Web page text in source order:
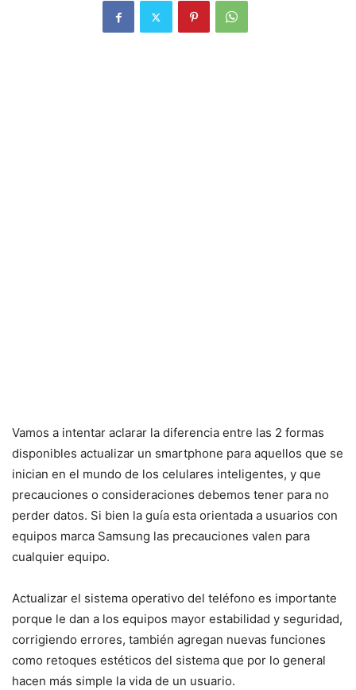
Vamos a intentar aclarar la diferencia entre las 2 formas
disponibles actualizar un smartphone para aquellos que se
inician en el mundo de los celulares inteligentes, y que
precauciones o consideraciones debemos tener para no
perder datos. Si bien la guía esta orientada a usuarios con
equipos marca Samsung las precauciones valen para
cualquier equipo.
Actualizar el sistema operativo del teléfono es importante
porque le dan a los equipos mayor estabilidad y seguridad,
corrigiendo errores, también agregan nuevas funciones
como retoques estéticos del sistema que por lo general
hacen más simple la vida de un usuario.